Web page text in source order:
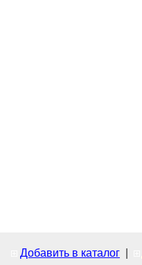
Добавить в каталог